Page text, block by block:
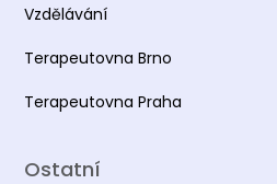
Vzdělávání
Terapeutovna Brno
Terapeutovna Praha
Ostatní